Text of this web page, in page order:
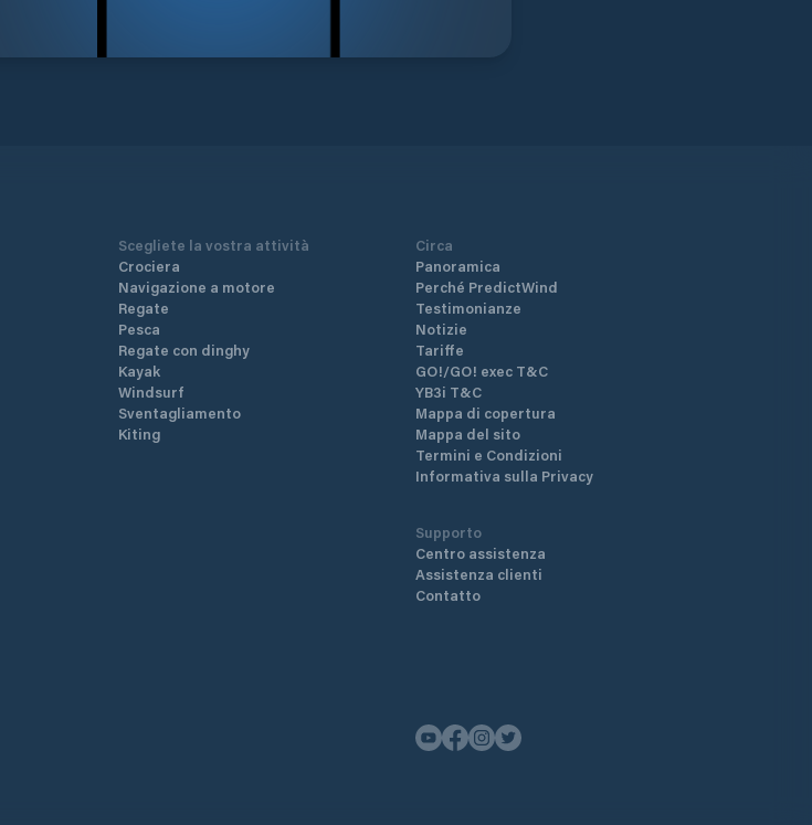
Scegliete la vostra attività
Crociera
Navigazione a motore
Regate
Pesca
Regate con dinghy
Kayak
Windsurf
Sventagliamento
Kiting
Circa
Panoramica
Perché PredictWind
Testimonianze
Notizie
Tariffe
GO!/GO! exec T&C
YB3i T&C
Mappa di copertura
Mappa del sito
Termini e Condizioni
Informativa sulla Privacy
Supporto
Centro assistenza
Assistenza clienti
Contatto